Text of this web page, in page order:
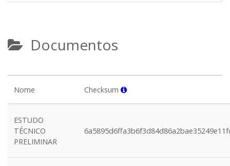
Documentos
Nome Checksum
ESTUDO
TÉCNICO
PRELIMINAR